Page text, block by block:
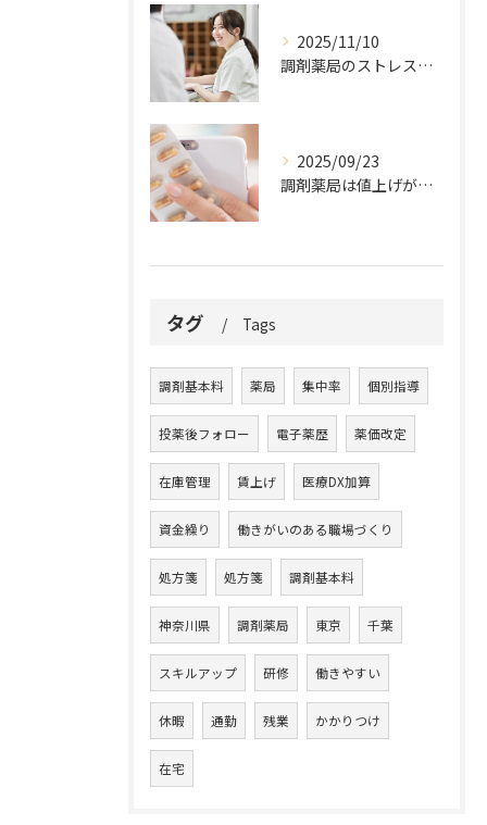
2025/11/10
調剤薬局のストレス軽減3つの原則
2025/09/23
調剤薬局は値上げができない業態
タグ Tags
調剤基本料 薬局 集中率 個別指導
投薬後フォロー 電子薬歴 薬価改定
在庫管理 賃上げ 医療DX加算
資金繰り 働きがいのある職場づくり
処方箋 処方箋 調剤基本料
神奈川県 調剤薬局 東京 千葉
スキルアップ 研修 働きやすい
休暇 通勤 残業 かかりつけ
在宅